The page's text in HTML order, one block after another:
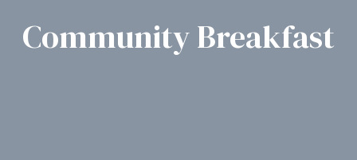
Community Breakfast